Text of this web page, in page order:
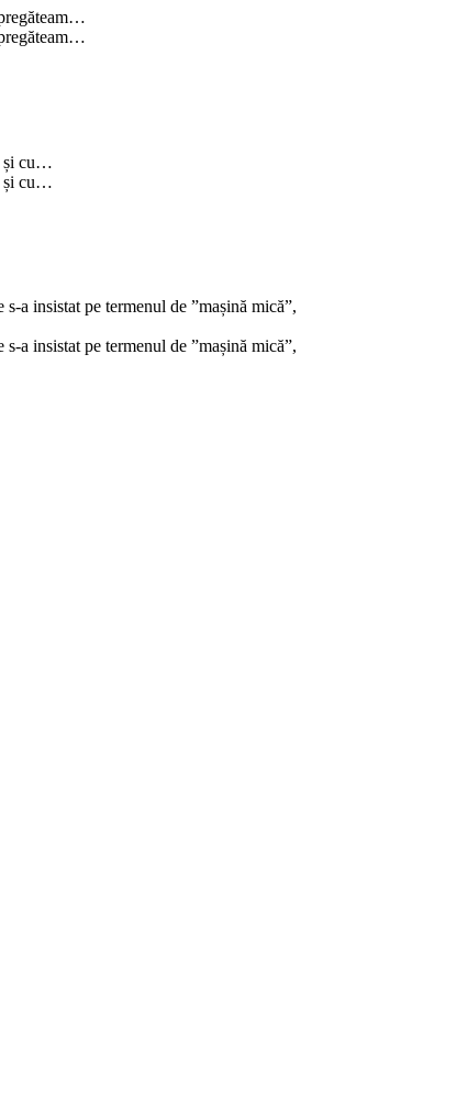
și cu…
și cu…
a insistat pe termenul de ”mașină mică”,
a insistat pe termenul de ”mașină mică”,